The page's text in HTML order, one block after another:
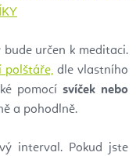
bude určen k meditaci.
polštáře, dle vlastního
pomocí svíček nebo
a pohodlně.
interval. Pokud jste